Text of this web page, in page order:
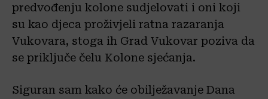
predvođenju kolone sudjelovati i oni koji
su kao djeca proživjeli ratna razaranja
Vukovara, stoga ih Grad Vukovar poziva da
se priključe čelu Kolone sjećanja.
Siguran sam kako će obilježavanje Dana